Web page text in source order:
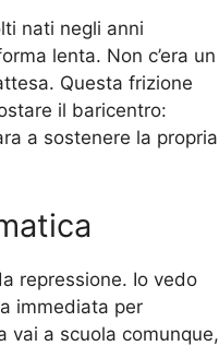
nati negli anni
lenta. Non c’era un
Questa frizione
il baricentro:
a sostenere la propria
repressione. Io vedo
immediata per
vai a scuola comunque,